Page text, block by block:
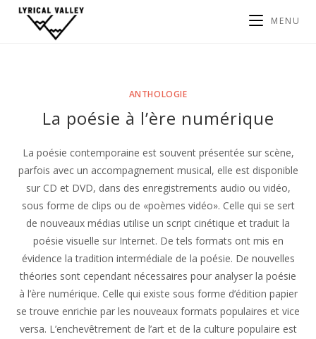
MENU
ANTHOLOGIE
La poésie à l’ère numérique
La poésie contemporaine est souvent présentée sur scène,
parfois avec un accompagnement musical, elle est disponible
sur CD et DVD, dans des enregistrements audio ou vidéo,
sous forme de clips ou de «poèmes vidéo». Celle qui se sert
de nouveaux médias utilise un script cinétique et traduit la
poésie visuelle sur Internet. De tels formats ont mis en
évidence la tradition intermédiale de la poésie. De nouvelles
théories sont cependant nécessaires pour analyser la poésie
à l’ère numérique. Celle qui existe sous forme d’édition papier
se trouve enrichie par les nouveaux formats populaires et vice
versa. L’enchevêtrement de l’art et de la culture populaire est